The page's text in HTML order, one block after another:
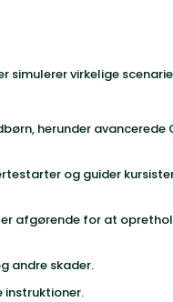
simulerer virkelige
herunder avancerede
og guider
afgørende for at
andre skader.
instruktioner.